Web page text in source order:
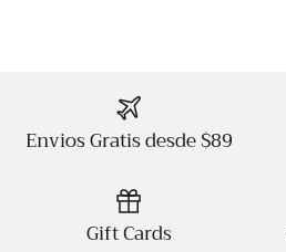
Envios Gratis desde $89
Gift Cards